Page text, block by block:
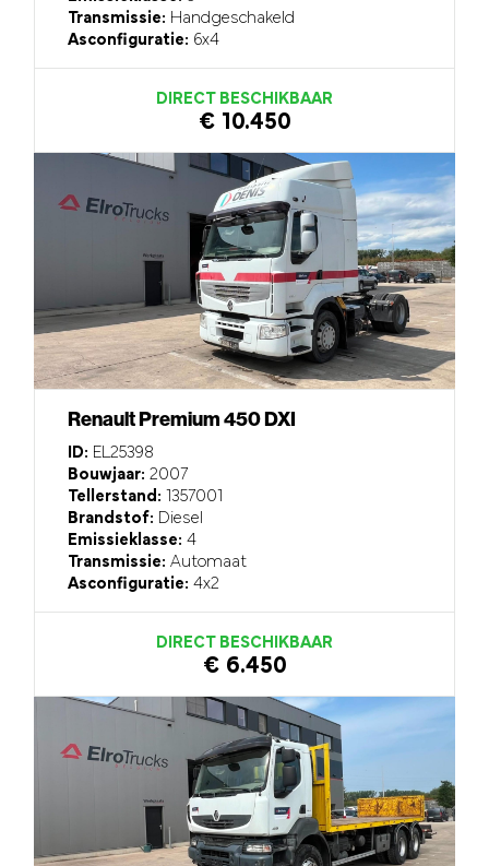
Transmissie: Handgeschakeld
Asconfiguratie: 6x4
DIRECT BESCHIKBAAR
€ 10.450
Renault Premium 450 DXI
ID: EL25398
Bouwjaar: 2007
Tellerstand: 1357001
Brandstof: Diesel
Emissieklasse: 4
Transmissie: Automaat
Asconfiguratie: 4x2
DIRECT BESCHIKBAAR
€ 6.450